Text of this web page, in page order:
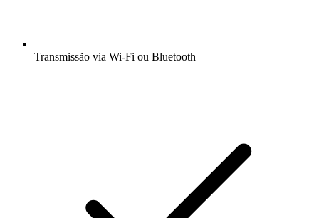
Transmissão via Wi-Fi ou Bluetooth